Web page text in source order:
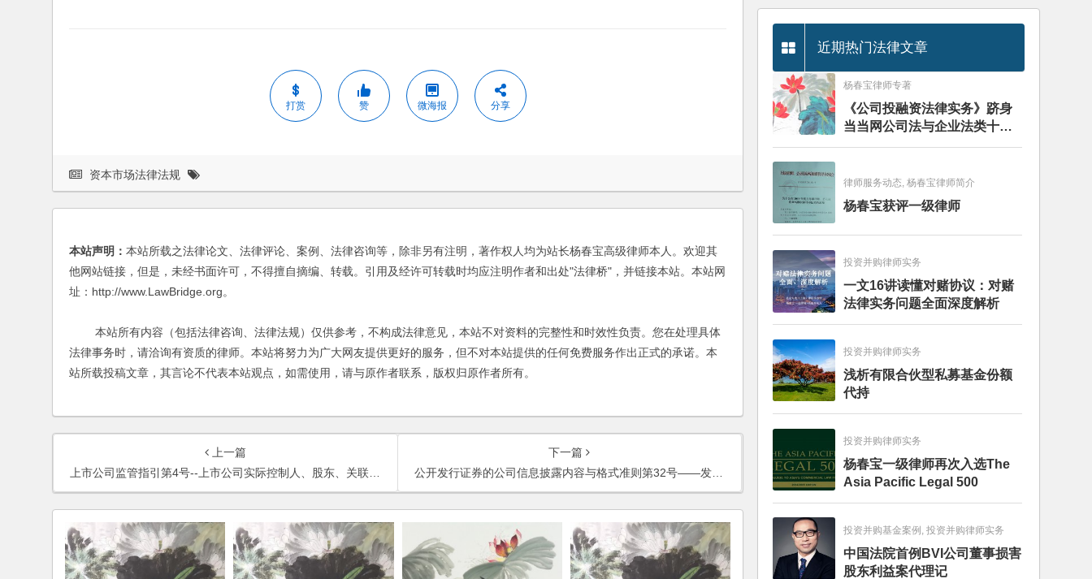
打赏 赞 微海报 分享
资本市场法律法规
本站声明： 本站所载之法律论文、法律评论、案例、法律咨询等，除非另有注明，著作权人均为站长杨春宝高级律师本人。欢迎其
他网站链接，但是，未经书面许可，不得擅自摘编、转载。引用及经许可转载时均应注明作者和出处"法律桥"，并链接本站。本站网
址：http://www.LawBridge.org。
本站所有内容（包括法律咨询、法律法规）仅供参考，不构成法律意见，本站不对资料的完整性和时效性负责。您在处理具体
法律事务时，请洽询有资质的律师。本站将努力为广大网友提供更好的服务，但不对本站提供的任何免费服务作出正式的承诺。本
站所载投稿文章，其言论不代表本站观点，如需使用，请与原作者联系，版权归原作者所有。
上一篇
上市公司监管指引第4号--上市公司实际控制人、股东、关联方、收购人以及上市公司承诺及履行
下一篇
公开发行证券的公司信息披露内容与格式准则第32号——发行优先股申请文件
近期热门法律文章
杨春宝律师专著
《公司投融资法律实务》跻身
当当网公司法与企业法类十大
畅销图书榜
律师服务动态, 杨春宝律师简介
杨春宝获评一级律师
投资并购律师实务
一文16讲读懂对赌协议：对赌
法律实务问题全面深度解析
投资并购律师实务
浅析有限合伙型私募基金份额
代持
投资并购律师实务
杨春宝一级律师再次入选The
Asia Pacific Legal 500
投资并购基金案例, 投资并购律师实务
中国法院首例BVI公司董事损害
股东利益案代理记